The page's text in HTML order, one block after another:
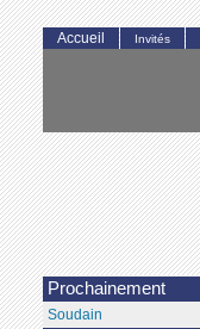
Accueil Invités
Prochainement
Soudain